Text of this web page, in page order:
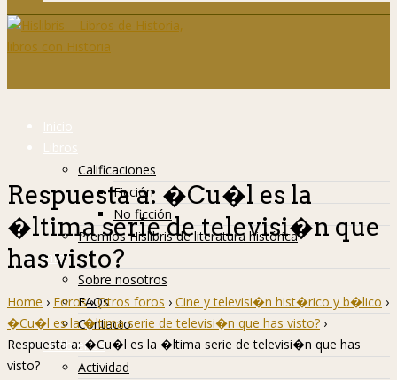
Inicio
Libros
Calificaciones
Ficción
No ficción
Premios Hislibris de literatura histórica
Info
Sobre nosotros
FAQs
Contacto
Hislibreños
Actividad
Respuesta a: �Cu�l es la
�ltima serie de televisi�n que
has visto?
Home › Foros › Otros foros › Cine y televisi�n hist�rico y b�lico ›
�Cu�l es la �ltima serie de televisi�n que has visto? ›
Respuesta a: �Cu�l es la �ltima serie de televisi�n que has
visto?